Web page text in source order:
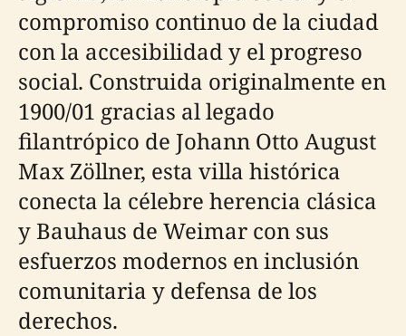
compromiso continuo de la ciudad
con la accesibilidad y el progreso
social. Construida originalmente en
1900/01 gracias al legado
filantrópico de Johann Otto August
Max Zöllner, esta villa histórica
conecta la célebre herencia clásica
y Bauhaus de Weimar con sus
esfuerzos modernos en inclusión
comunitaria y defensa de los
derechos.